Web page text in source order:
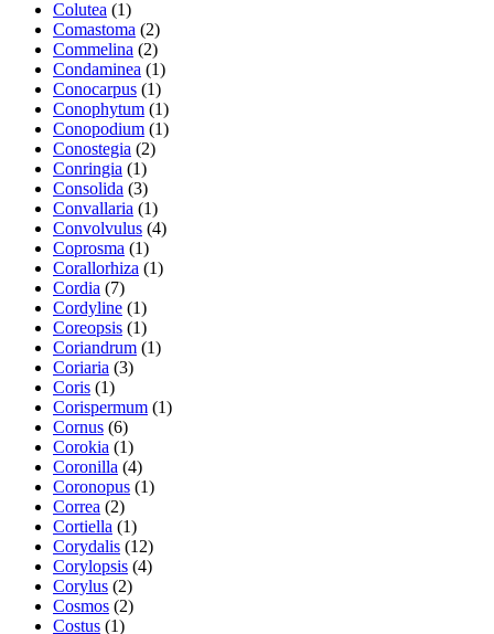
Colutea (1)
Comastoma (2)
Commelina (2)
Condaminea (1)
Conocarpus (1)
Conophytum (1)
Conopodium (1)
Conostegia (2)
Conringia (1)
Consolida (3)
Convallaria (1)
Convolvulus (4)
Coprosma (1)
Corallorhiza (1)
Cordia (7)
Cordyline (1)
Coreopsis (1)
Coriandrum (1)
Coriaria (3)
Coris (1)
Corispermum (1)
Cornus (6)
Corokia (1)
Coronilla (4)
Coronopus (1)
Correa (2)
Cortiella (1)
Corydalis (12)
Corylopsis (4)
Corylus (2)
Cosmos (2)
Costus (1)